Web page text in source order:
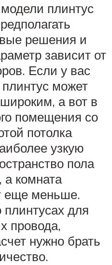
плинтус
решения и
зависит от
Если у вас
может
а вот в
помещения со
потолка
узкую
пола
а комната
еще меньше.
плинтусах для
провода,
нужно брать